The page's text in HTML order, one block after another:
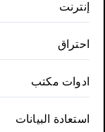
إنترنت
احتراق
ادوات مكتب
استعادة البيانات